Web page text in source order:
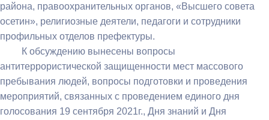
района, правоохранительных органов, «Высшего совета
осетин», религиозные деятели, педагоги и сотрудники
профильных отделов префектуры.
​ К обсуждению вынесены вопросы
антитеррористической защищенности мест массового
пребывания людей, вопросы подготовки и проведения
мероприятий, связанных с проведением единого дня
голосования 19 сентября 2021г., Дня знаний и Дня